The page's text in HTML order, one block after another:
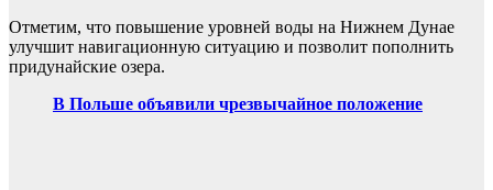
Отметим, что повышение уровней воды на Нижнем Дунае
улучшит навигационную ситуацию и позволит пополнить
придунайские озера.
В Польше объявили чрезвычайное положение